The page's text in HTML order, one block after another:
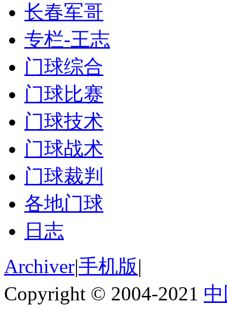
长春军哥
专栏-王志
门球综合
门球比赛
门球技术
门球战术
门球裁判
各地门球
日志
Archiver|手机版|
Copyright © 2004-2021